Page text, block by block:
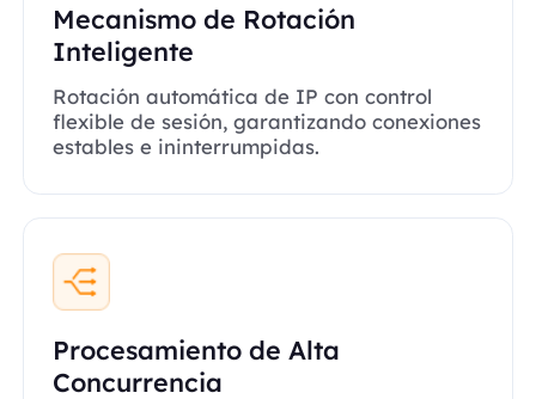
Mecanismo de Rotación
Inteligente
Rotación automática de IP con control
flexible de sesión, garantizando conexiones
estables e ininterrumpidas.
Procesamiento de Alta
Concurrencia